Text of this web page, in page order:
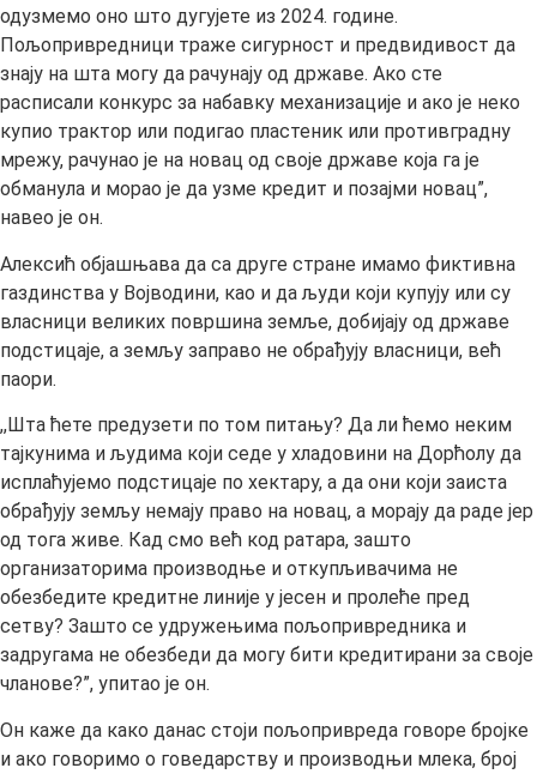
одузмемо оно што дугујете из 2024. године.
Пољопривредници траже сигурност и предвидивост да
знају на шта могу да рачунају од државе. Ако сте
расписали конкурс за набавку механизације и ако је неко
купио трактор или подигао пластеник или противградну
мрежу, рачунао је на новац од своје државе која га је
обманула и морао је да узме кредит и позајми новац”,
навео је он.
Алексић објашњава да са друге стране имамо фиктивна
газдинства у Војводини, као и да људи који купују или су
власници великих површина земље, добијају од државе
подстицаје, а земљу заправо не обрађују власници, већ
паори.
,,Шта ћете предузети по том питању? Да ли ћемо неким
тајкунима и људима који седе у хладовини на Дорћолу да
исплаћујемо подстицаје по хектару, а да они који заиста
обрађују земљу немају право на новац, а морају да раде јер
од тога живе. Кад смо већ код ратара, зашто
организаторима производње и откупљивачима не
обезбедите кредитне линије у јесен и пролеће пред
сетву? Зашто се удружењима пољопривредника и
задругама не обезбеди да могу бити кредитирани за своје
чланове?”, упитао је он.
Он каже да како данас стоји пољопривреда говоре бројке
и ако говоримо о говедарству и производњи млека, број